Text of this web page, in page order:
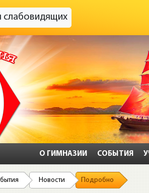
слабовидящих
О ГИМНАЗИИ СОБЫТИЯ
Новости Подробно